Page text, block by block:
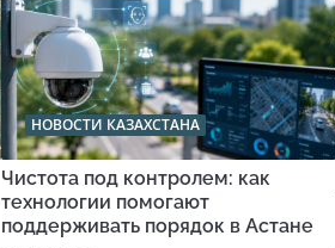
НОВОСТИ КАЗАХСТАНА
Чистота под контролем: как
технологии помогают
поддерживать порядок в Астане